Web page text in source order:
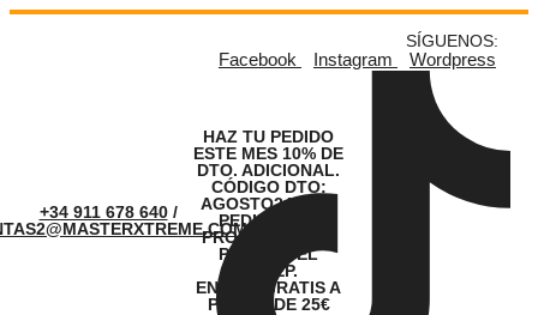
+34 911 678 640/
HAZ TU PEDIDO
ESTE MES 10% DE
DTO. ADICIONAL.
CÓDIGO DTO:
AGOSTO24. LOS
PEDIDOS SE
PROCESARÁN A
PARTIR DEL
01.SEP.
ENVÍOS GRATIS A
PARTIR DE 25€
SÍGUENOS:
Facebook Instagram Wordpress